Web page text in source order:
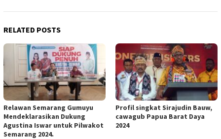
RELATED POSTS
Relawan Semarang Gumuyu
Mendeklarasikan Dukung
Agustina Iswar untuk Pilwakot
Semarang 2024.
Profil singkat Sirajudin Bauw,
cawagub Papua Barat Daya
2024